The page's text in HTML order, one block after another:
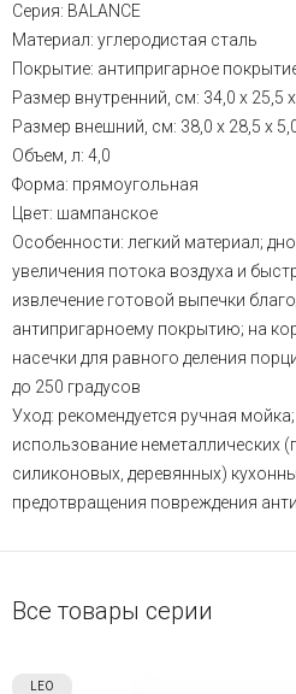
Серия: BALANCE
Материал: углеродистая сталь
Покрытие: антипригарное
Размер внутренний, см: 34,0 x 25,5
Размер внешний, см: 38,0 x 28,5 x
Объем, л: 4,0
Форма: прямоугольная
Цвет: шампанское
Особенности: легкий материал;
увеличения потока воздуха и
извлечение готовой выпечки
антипригарноему покрытию; на
насечки для равного деления
до 250 градусов
Уход: рекомендуется ручная
использование неметаллических
силиконовых, деревянных)
предотвращения повреждения
Все товары серии
LEO